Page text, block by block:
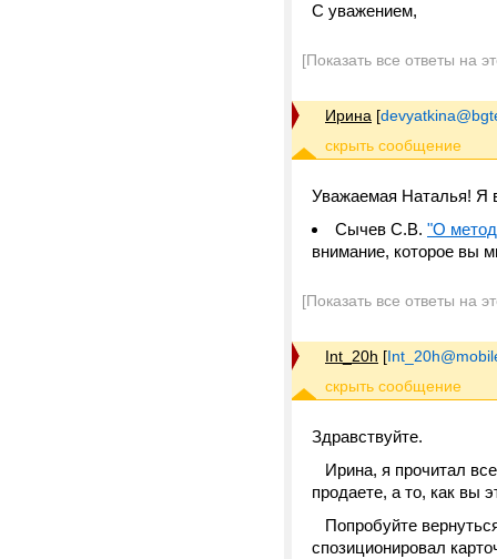
С уважением,
[Показать все ответы на
Ирина [
Уважаемая Наталья! Я
Сычев С.В. "О
внимание, которое вы
[Показать все ответы на
Int_20h [
Здравствуйте.
Ирина, я прочитал
продаете, а то, как вы
Попробуйте
спозиционировал